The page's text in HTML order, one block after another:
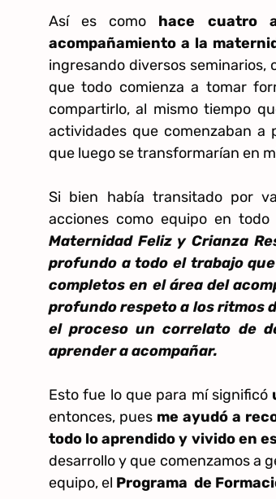
Así es como hace cuatro
acompañamiento a la
ingresando diversos
que todo comienza a tomar
compartirlo, al mismo tiempo
actividades que comenzaban a
que luego se transformarían en
Si bien había transitado por
acciones como equipo en
Maternidad Feliz y Crianza
profundo a todo el trabajo
completos en el área del
profundo respeto a los ritmos
el proceso un correlato de
aprender a acompañar.
Esto fue lo que para mí significó
entonces, pues me ayudó a
todo lo aprendido y vivido en
desarrollo y que comenzamos a
equipo, el Programa de